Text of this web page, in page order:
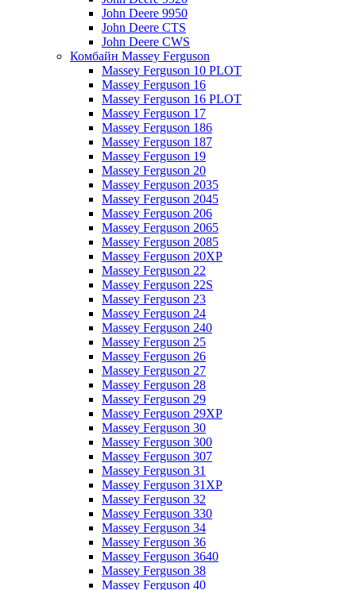
John Deere 9950
John Deere CTS
John Deere CWS
Комбайн Massey Ferguson
Massey Ferguson 10 PLOT
Massey Ferguson 16
Massey Ferguson 16 PLOT
Massey Ferguson 17
Massey Ferguson 186
Massey Ferguson 187
Massey Ferguson 19
Massey Ferguson 20
Massey Ferguson 2035
Massey Ferguson 2045
Massey Ferguson 206
Massey Ferguson 2065
Massey Ferguson 2085
Massey Ferguson 20XP
Massey Ferguson 22
Massey Ferguson 22S
Massey Ferguson 23
Massey Ferguson 24
Massey Ferguson 240
Massey Ferguson 25
Massey Ferguson 26
Massey Ferguson 27
Massey Ferguson 28
Massey Ferguson 29
Massey Ferguson 29XP
Massey Ferguson 30
Massey Ferguson 300
Massey Ferguson 307
Massey Ferguson 31
Massey Ferguson 31XP
Massey Ferguson 32
Massey Ferguson 330
Massey Ferguson 34
Massey Ferguson 36
Massey Ferguson 3640
Massey Ferguson 38
Massey Ferguson 40